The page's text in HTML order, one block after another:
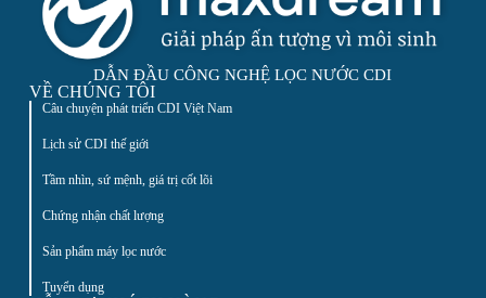
DẪN ĐẦU CÔNG NGHỆ LỌC NƯỚC CDI
VỀ CHÚNG TÔI
Câu chuyện phát triển CDI Việt Nam
Lịch sử CDI thế giới
Tầm nhìn, sứ mệnh, giá trị cốt lõi
Chứng nhận chất lượng
Sản phẩm máy lọc nước
Tuyển dụng